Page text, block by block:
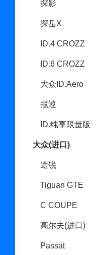
探影
探岳X
ID.4 CROZZ
ID.6 CROZZ
大众ID.Aero
揽巡
ID.纯享限量版
大众(进口)
途锐
Tiguan GTE
C COUPE
高尔夫(进口)
Passat